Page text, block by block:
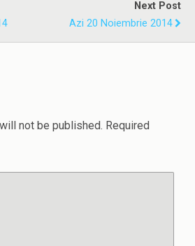
Next Post
Azi 20 Noiembrie 2014
not be published. Required